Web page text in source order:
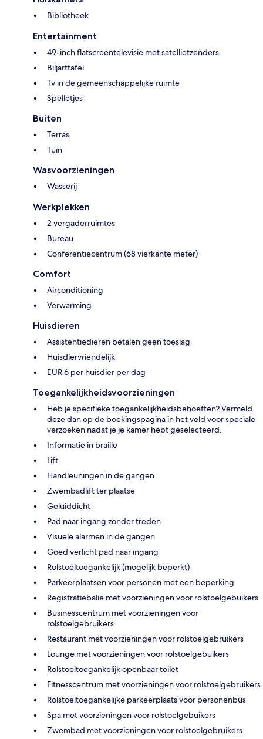
Bibliotheek
Entertainment
49-inch flatscreentelevisie met satellietzenders
Biljarttafel
Tv in de gemeenschappelijke ruimte
Spelletjes
Buiten
Terras
Tuin
Wasvoorzieningen
Wasserij
Werkplekken
2 vergaderruimtes
Bureau
Conferentiecentrum (68 vierkante meter)
Comfort
Airconditioning
Verwarming
Huisdieren
Assistentiedieren betalen geen toeslag
Huisdiervriendelijk
EUR 6 per huisdier per dag
Toegankelijkheidsvoorzieningen
Heb je specifieke toegankelijkheidsbehoeften? Vermeld
deze dan op de boekingspagina in het veld voor speciale
verzoeken nadat je je kamer hebt geselecteerd.
Informatie in braille
Lift
Handleuningen in de gangen
Zwembadlift ter plaatse
Geluiddicht
Pad naar ingang zonder treden
Visuele alarmen in de gangen
Goed verlicht pad naar ingang
Rolstoeltoegankelijk (mogelijk beperkt)
Parkeerplaatsen voor personen met een beperking
Registratiebalie met voorzieningen voor rolstoelgebuikers
Businesscentrum met voorzieningen voor
rolstoelgebruikers
Restaurant met voorzieningen voor rolstoelgebruikers
Lounge met voorzieningen voor rolstoelgebuikers
Rolstoeltoegankelijk openbaar toilet
Fitnesscentrum met voorzieningen voor rolstoelgebruikers
Rolstoeltoegankelijke parkeerplaats voor personenbus
Spa met voorzieningen voor rolstoelgebuikers
Zwembad met voorzieningen voor rolstoelgebruikers